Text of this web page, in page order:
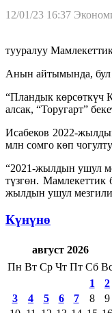
12/01/23 16:37
тууралуу
Анын айтымында, бул
“Пландык көрсөткүч
алсак, “Торугарт”
Исабеков 2022-
млн сомго көп
“2021-жылдын ушул
түзгөн.
жылдын ушул
Күнүнө
август 2026
Пн Вт Ср Чт Пт Сб
1
2
3
4 5 6 7 8
9